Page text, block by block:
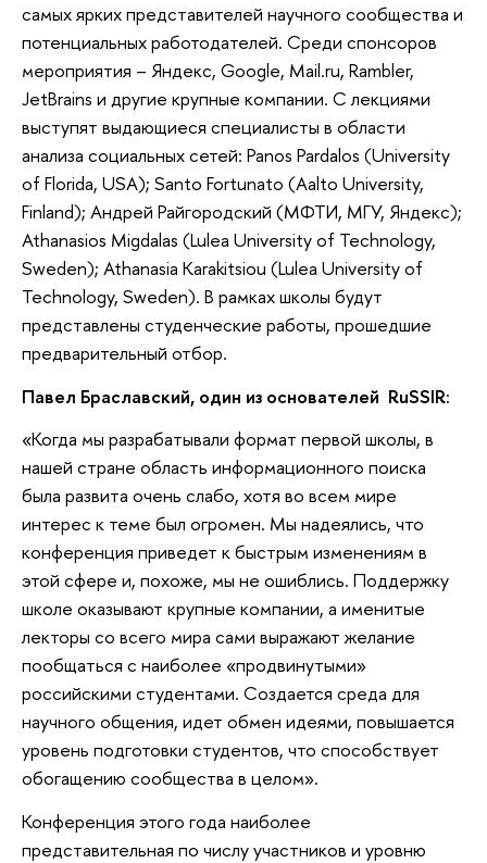
самых ярких представителей научного сообщества и
потенциальных работодателей. Среди спонсоров
мероприятия – Яндекс, Google, Mail.ru, Rambler,
JetBrains и другие крупные компании. С лекциями
выступят выдающиеся специалисты в области
анализа социальных сетей: Panos Pardalos (University
of Florida, USA); Santo Fortunato (Aalto University,
Finland); Андрей Райгородский (МФТИ, МГУ, Яндекс);
Athanasios Migdalas (Lulea University of Technology,
Sweden); Athanasia Karakitsiou (Lulea University of
Technology, Sweden). В рамках школы будут
представлены студенческие работы, прошедшие
предварительный отбор.
Павел Браславский, один из основателей RuSSIR:
«Когда мы разрабатывали формат первой школы, в
нашей стране область информационного поиска
была развита очень слабо, хотя во всем мире
интерес к теме был огромен. Мы надеялись, что
конференция приведет к быстрым изменениям в
этой сфере и, похоже, мы не ошиблись. Поддержку
школе оказывают крупные компании, а именитые
лекторы со всего мира сами выражают желание
пообщаться с наиболее «продвинутыми»
российскими студентами. Создается среда для
научного общения, идет обмен идеями, повышается
уровень подготовки студентов, что способствует
обогащению сообщества в целом».
Конференция этого года наиболее
представительная по числу участников и уровню